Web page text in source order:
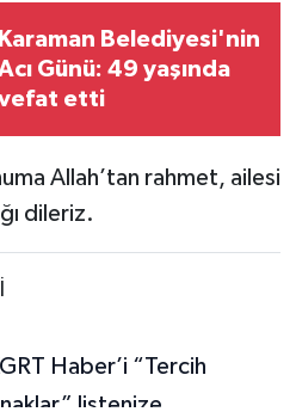
Karaman Belediyesi'nin
Günü: 49 yaşında
etti
Allah’tan rahmet, ailesi
dileriz.